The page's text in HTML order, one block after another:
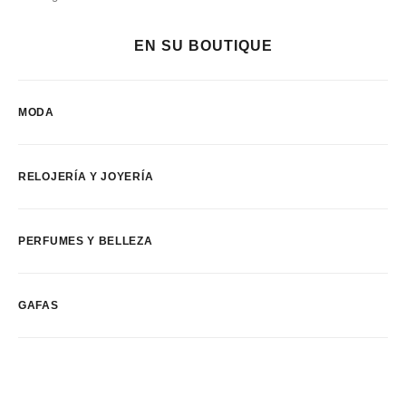
EN SU BOUTIQUE
MODA
RELOJERÍA Y JOYERÍA
PERFUMES Y BELLEZA
GAFAS